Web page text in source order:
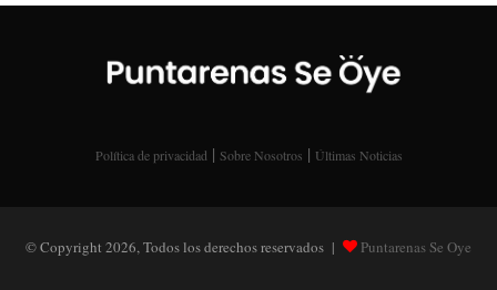
Política de privacidad | Sobre Nosotros | Últimas Noticias
© Copyright 2026, Todos los derechos reservados | Puntarenas Se Oye